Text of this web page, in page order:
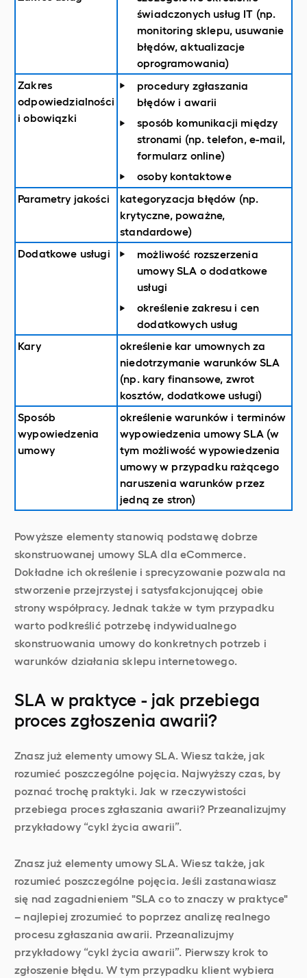
świadczonych usług IT (np.
monitoring sklepu, usuwanie
błędów, aktualizacje
oprogramowania)
Zakres
odpowiedzialności
i obowiązki
procedury zgłaszania
błędów i awarii
sposób komunikacji między
stronami (np. telefon, e-mail,
formularz online)
osoby kontaktowe
Parametry jakości
kategoryzacja błędów (np.
krytyczne, poważne,
standardowe)
Dodatkowe usługi
możliwość rozszerzenia
umowy SLA o dodatkowe
usługi
określenie zakresu i cen
dodatkowych usług
Kary
określenie kar umownych za
niedotrzymanie warunków SLA
(np. kary finansowe, zwrot
kosztów, dodatkowe usługi)
Sposób
wypowiedzenia
umowy
określenie warunków i terminów
wypowiedzenia umowy SLA (w
tym możliwość wypowiedzenia
umowy w przypadku rażącego
naruszenia warunków przez
jedną ze stron)
Powyższe elementy stanowią podstawę dobrze
skonstruowanej umowy SLA dla eCommerce.
Dokładne ich określenie i sprecyzowanie pozwala na
stworzenie przejrzystej i satysfakcjonującej obie
strony współpracy. Jednak także w tym przypadku
warto podkreślić potrzebę indywidualnego
skonstruowania umowy do konkretnych potrzeb i
warunków działania sklepu internetowego.
SLA w praktyce - jak przebiega
proces zgłoszenia awarii?
Znasz już elementy umowy SLA. Wiesz także, jak
rozumieć poszczególne pojęcia. Najwyższy czas, by
poznać trochę praktyki. Jak w rzeczywistości
przebiega proces zgłaszania awarii? Przeanalizujmy
przykładowy “cykl życia awarii”.
Znasz już elementy umowy SLA. Wiesz także, jak
rozumieć poszczególne pojęcia. Jeśli zastanawiasz
się nad zagadnieniem "SLA co to znaczy w praktyce"
– najlepiej zrozumieć to poprzez analizę realnego
procesu zgłaszania awarii. Przeanalizujmy
przykładowy “cykl życia awarii”. Pierwszy krok to
zgłoszenie błędu. W tym przypadku klient wybiera